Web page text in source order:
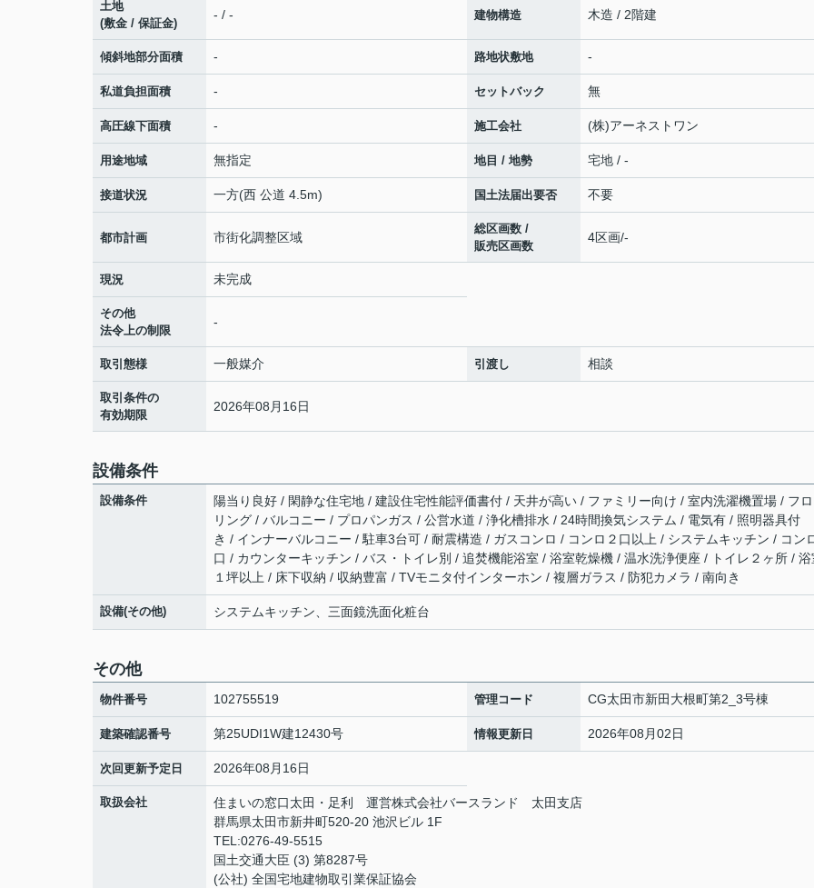
土地
(敷金 / 保証金)
- / - 建物構造 木造 / 2階建
傾斜地部分面積 - 路地状敷地 -
私道負担面積 - セットバック 無
高圧線下面積 - 施工会社 (株)アーネストワン
用途地域 無指定 地目 / 地勢 宅地 / -
接道状況 一方(西 公道 4.5m) 国土法届出要否 不要
都市計画 市街化調整区域
総区画数 /
販売区画数
4区画/-
現況 未完成
その他
法令上の制限
-
取引態様 一般媒介 引渡し 相談
取引条件の
有効期限
2026年08月16日
設備条件
設備条件
陽当り良好 / 閑静な住宅地 / 建設住宅性能評価書付 / 天井が高い / ファミリー向け / 室内洗濯機置場 / フ
リング / バルコニー / プロパンガス / 公営水道 / 浄化槽排水 / 24時間換気システム / 電気有 / 照明器具付
き / インナーバルコニー / 駐車3台可 / 耐震構造 / ガスコンロ / コンロ２口以上 / システムキッチン / コン
口 / カウンターキッチン / バス・トイレ別 / 追焚機能浴室 / 浴室乾燥機 / 温水洗浄便座 / トイレ２ヶ所 / 浴
１坪以上 / 床下収納 / 収納豊富 / TVモニタ付インターホン / 複層ガラス / 防犯カメラ / 南向き
設備(その他) システムキッチン、三面鏡洗面化粧台
その他
物件番号 102755519 管理コード CG太田市新田大根町第2_3号棟
建築確認番号 第25UDI1W建12430号 情報更新日 2026年08月02日
次回更新予定日 2026年08月16日
取扱会社
住まいの窓口太田・足利 運営株式会社バースランド 太田支店
群馬県太田市新井町520-20 池沢ビル 1F
TEL:0276-49-5515
国土交通大臣 (3) 第8287号
(公社) 全国宅地建物取引業保証協会